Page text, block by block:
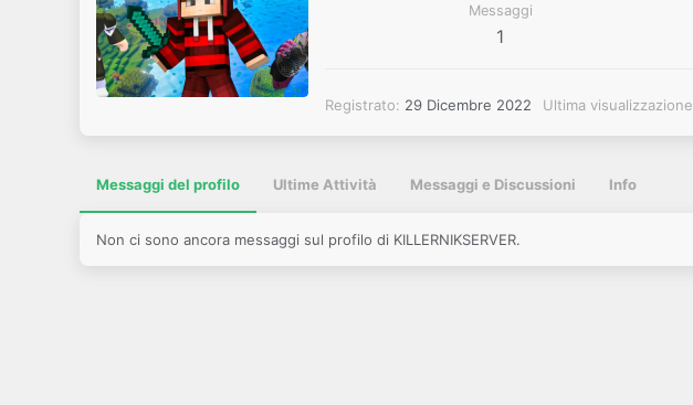
Messaggi
1
Registrato 29 Dicembre 2022 Ultima visualizzazione
Messaggi del profilo Ultime Attività Messaggi e Discussioni Info
Non ci sono ancora messaggi sul profilo di KILLERNIKSERVER.